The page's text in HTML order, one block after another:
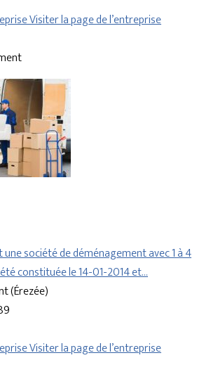
Visiter la page de l’entreprise
société de déménagement avec 1 à 4
constituée le 14-01-2014 et…
(Érezée)
Visiter la page de l’entreprise